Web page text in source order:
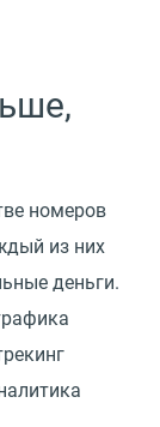
номеров
из них
деньги.